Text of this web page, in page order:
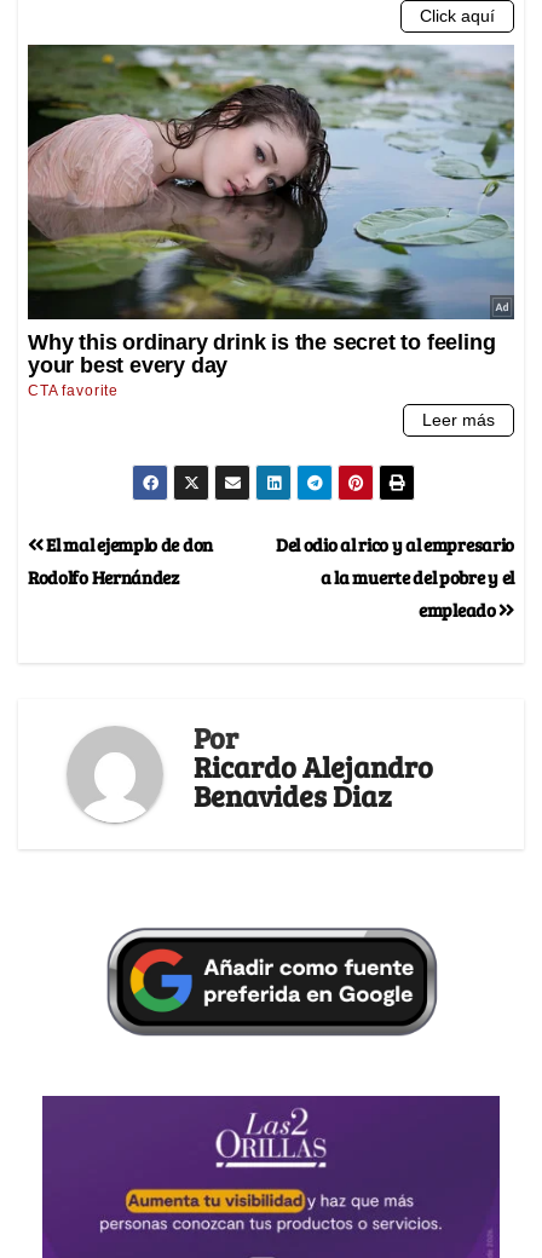
Del odio al rico y al empresario
a la muerte del pobre y el
empleado
El mal ejemplo de don
Rodolfo Hernández
Por
Ricardo Alejandro
Benavides Diaz